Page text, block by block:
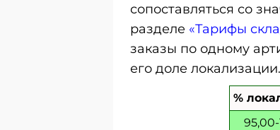
сопоставляться со
разделе «Тарифы
заказы по одному
его доле локализации.
%